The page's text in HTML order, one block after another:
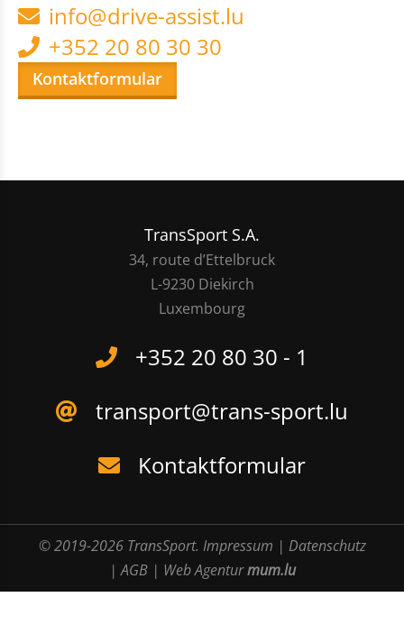
info@drive-assist.lu
+352 20 80 30 30
Kontaktformular
TransSport S.A.
34, route d’Ettelbruck
L-9230 Diekirch
Luxembourg
+352 20 80 30 - 1
transport@trans-sport.lu
Kontaktformular
© 2019-2026 TransSport. Impressum | Datenschutz
|AGB| Web Agentur mum.lu